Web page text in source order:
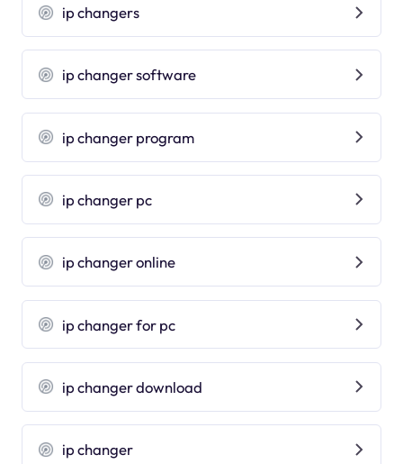
ip changers
ip changer software
ip changer program
ip changer pc
ip changer online
ip changer for pc
ip changer download
ip changer